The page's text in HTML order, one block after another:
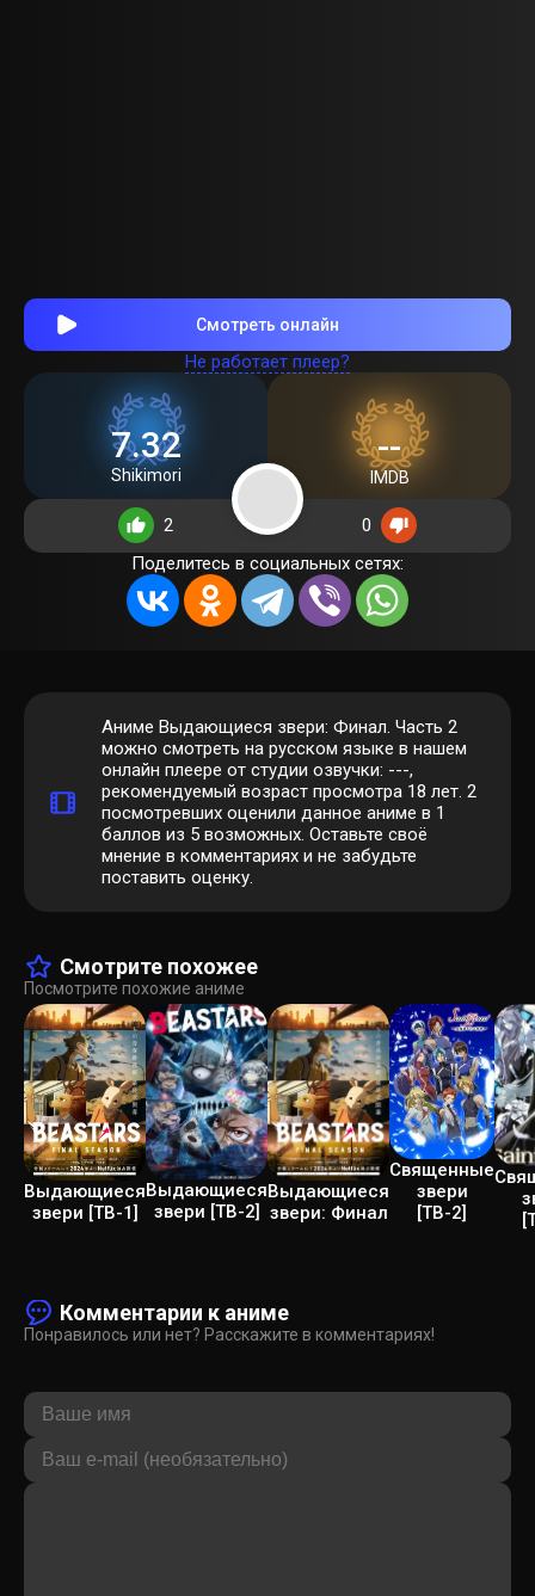
Смотреть онлайн
Не работает плеер?
7.32
Shikimori
--
IMDB
2
0
Поделитесь в социальных сетях:
Аниме Выдающиеся звери: Финал. Часть 2
можно смотреть на русском языке в нашем
онлайн плеере от студии озвучки: ---,
рекомендуемый возраст просмотра 18 лет. 2
посмотревших оценили данное аниме в 1
баллов из 5 возможных. Оставьте своё
мнение в комментариях и не забудьте
поставить оценку.
Смотрите похожее
Посмотрите похожие аниме
Выдающиеся
звери [ТВ-1]
Выдающиеся
звери [ТВ-2]
Выдающиеся
звери: Финал
Священные
звери
[ТВ-2]
Комментарии к аниме
Понравилось или нет? Расскажите в комментариях!